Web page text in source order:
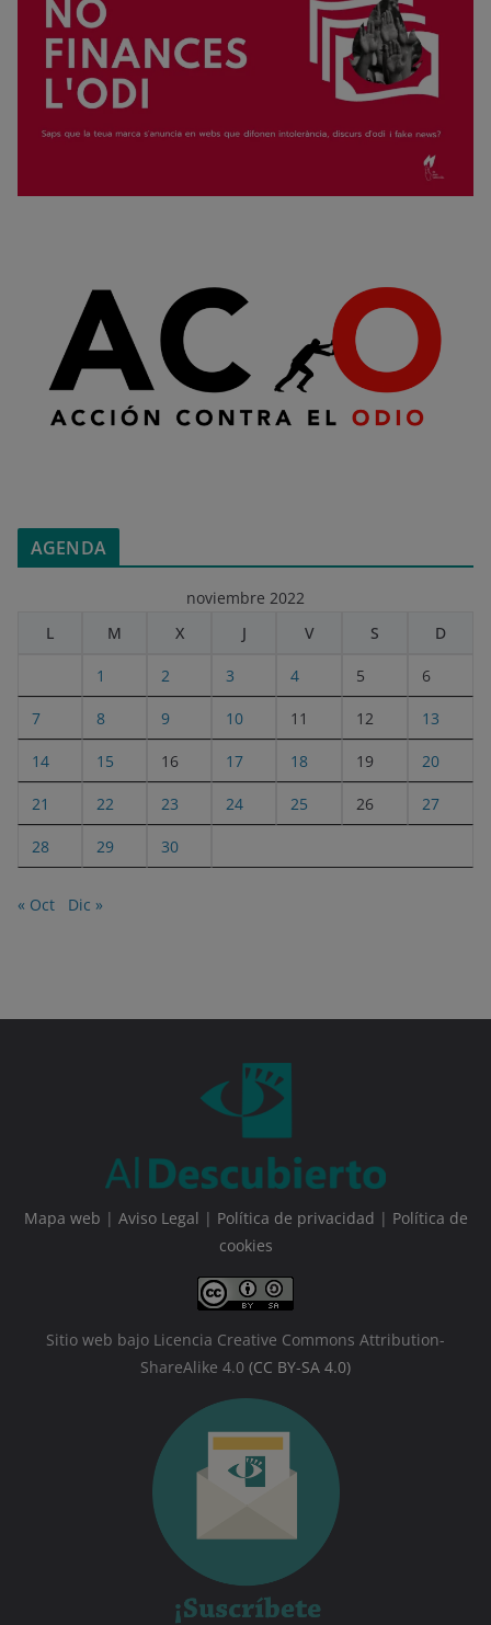
AGENDA
noviembre 2022
L
M X J V S D
1 2 3 4 5 6
7 8 9 10 11 12 13
14 15 16 17 18 19 20
21 22 23 24 25 26 27
28 29 30
« Oct Dic »
Mapa web | Aviso Legal | Política de privacidad | Política de
cookies
Sitio web bajo Licencia Creative Commons Attribution-
ShareAlike 4.0 (CC BY-SA 4.0)